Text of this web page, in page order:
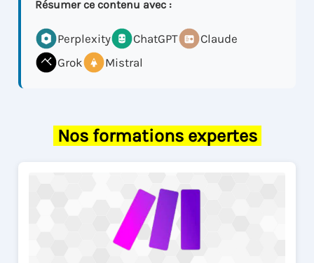
Résumer ce contenu avec :
Perplexity ChatGPT
Claude
Grok
Mistral
Nos formations expertes